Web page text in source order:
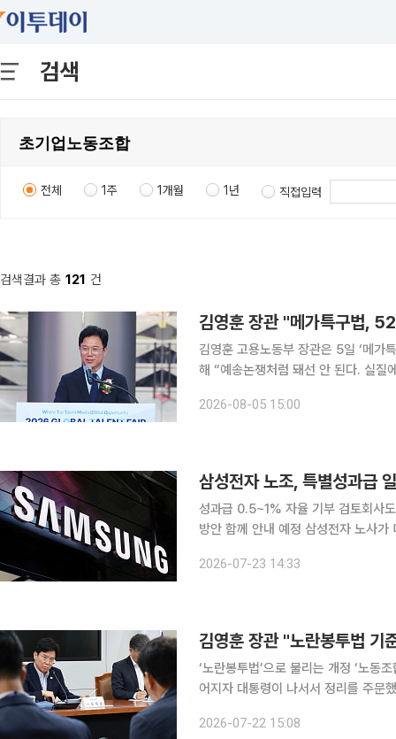
검색
전체 1주 1개월 1년 직접입력
검색결과 총 121 건
김영훈 장관 "메가특구법,
김영훈 고용노동부 장관은 5일 ‘메가
해 “예송논쟁처럼 돼선 안 된다. 실질
2026-08-05 15:00
삼성전자 노조, 특별성과급
성과급 0.5~1% 자율 기부 검토회사
방안 함께 안내 예정 삼성전자 노사가 디바이스솔루션(DS)부문 특별경영성과급의 일부를 사회공헌
2026-07-23 14:33
김영훈 장관 "노란봉투법 기
‘노란봉투법’으로 불리는 개정 ‘노동
어지자 대통령이 나서서 정리를 주문했다.
지시했으니 당연히 이행해야 한다”며
2026-07-22 15:08